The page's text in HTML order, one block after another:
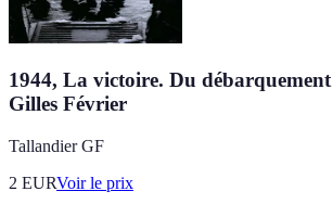
1944, La victoire. Du
Gilles Février
Tallandier GF
2 EURVoir le prix